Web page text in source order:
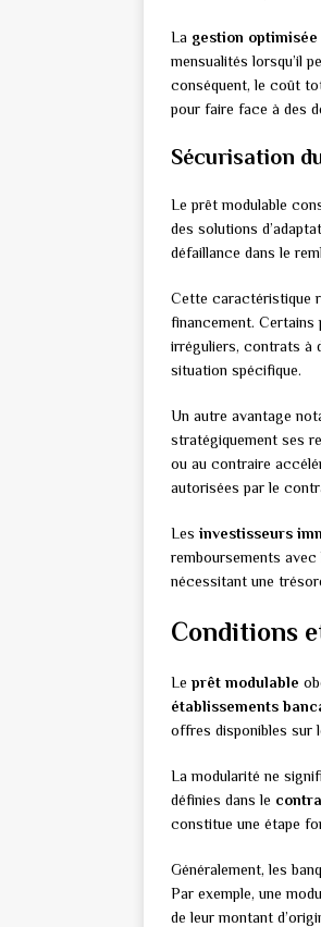
La gestion optimisée
mensualités lorsqu’il
conséquent, le coût
pour faire face à des
Sécurisation
Le prêt modulable
des solutions
défaillance dans le
Cette caractéristique
financement. Certains
irréguliers, contrats à
situation spécifique.
Un autre avantage
stratégiquement ses
ou au contraire
autorisées par le
Les investisseurs
remboursements
nécessitant une
Conditions
Le prêt modulable
établissements
offres disponibles sur
La modularité ne
définies dans le
constitue une étape
Généralement, les
Par exemple, une
de leur montant